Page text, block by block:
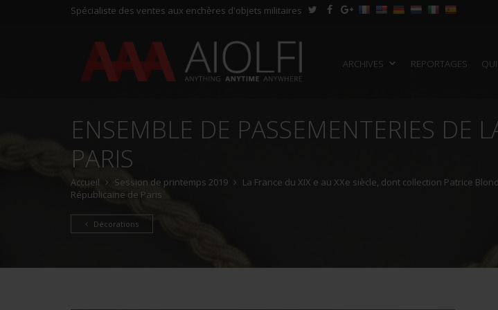
Spécialiste des ventes aux enchères d'objets militaires
ARCHIVES REPORTAGES
ENSEMBLE DE PASSEMENTERIES DE
PARIS
Accueil Session de printemps 2019 La France du XIX e au XXe siècle, dont collection Patrice
Républicaine de Paris
Décorations